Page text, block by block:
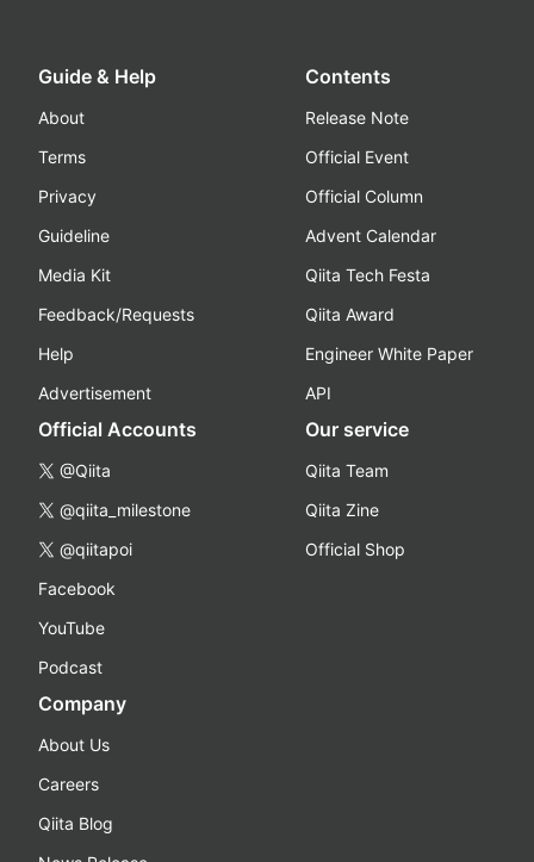
Guide & Help
About
Terms
Privacy
Guideline
Media Kit
Feedback/Requests
Help
Advertisement
Contents
Release Note
Official Event
Official Column
Advent Calendar
Qiita Tech Festa
Qiita Award
Engineer White Paper
API
Official Accounts
@Qiita
@qiita_milestone
@qiitapoi
Facebook
YouTube
Podcast
Our service
Qiita Team
Qiita Zine
Official Shop
Company
About Us
Careers
Qiita Blog